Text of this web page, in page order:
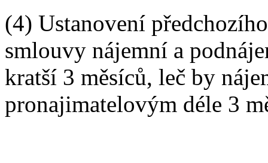
(4) Ustanovení
smlouvy nájemní a
kratší 3 měsíců, leč by
pronajimatelovým déle 3